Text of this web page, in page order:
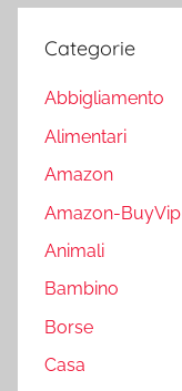
Categorie
Abbigliamento
Alimentari
Amazon
Amazon-BuyVip
Animali
Bambino
Borse
Casa